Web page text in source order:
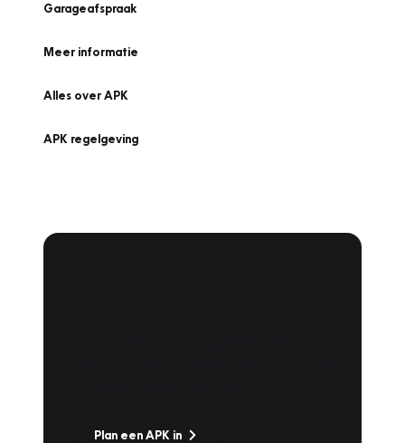
Garageafspraak
Meer informatie
Alles over APK
APK regelgeving
Plan een APK in